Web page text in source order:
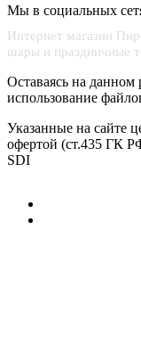
Мы в социальных
Интернет магазин
шары и праздничные
Оставаясь на данном
использование
Указанные на сайте
офертой (ст.435 ГК
SDI